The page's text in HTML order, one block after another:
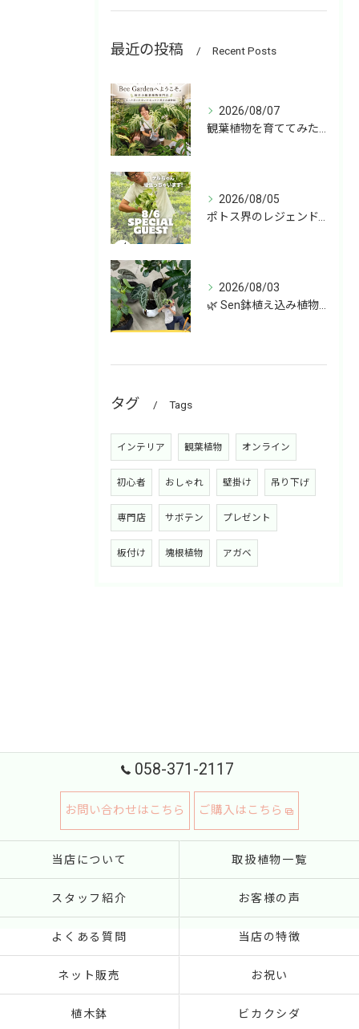
最近の投稿 Recent Posts
2026/08/07
観葉植物を育ててみたいけど、何を選べばいいか分からない」
2026/08/05
ポトス界のレジェンド、COME BACK!!!
2026/08/03
🌿 Sen鉢植え込み植物 オンラインショップデビュー！ 🌿
タグ Tags
インテリア 観葉植物 オンライン
初心者 おしゃれ 壁掛け 吊り下げ
専門店 サボテン プレゼント
板付け 塊根植物 アガベ
058-371-2117
お問い合わせはこちら ご購入はこちら
当店について 取扱植物一覧
スタッフ紹介 お客様の声
よくある質問 当店の特徴
ネット販売 お祝い
植木鉢 ビカクシダ